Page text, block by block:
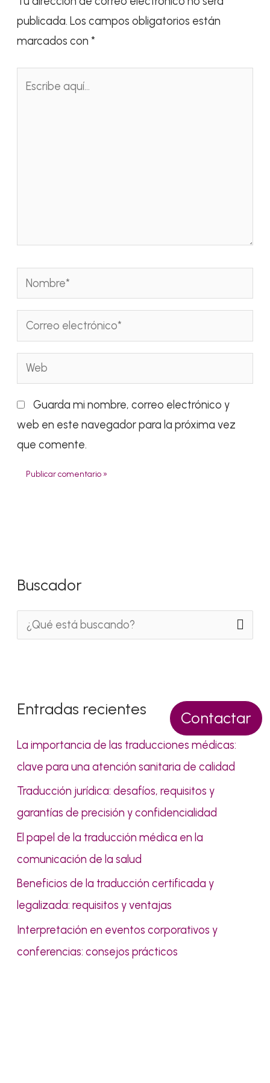
Contactar
publicada. Los campos obligatorios están
marcados con*
Nombre*
Correo
electrónico*
Web
Guarda mi nombre, correo electrónico y
web en este navegador para la próxima vez
que comente.
Buscador
a
r
p
Entradas recientes
La importancia de las traducciones médicas:
clave para una atención sanitaria de calidad
Traducción jurídica: desafíos, requisitos y
garantías de precisión y confidencialidad
El papel de la traducción médica en la
comunicación de la salud
Beneficios de la traducción certificada y
legalizada: requisitos y ventajas
Interpretación en eventos corporativos y
conferencias: consejos prácticos